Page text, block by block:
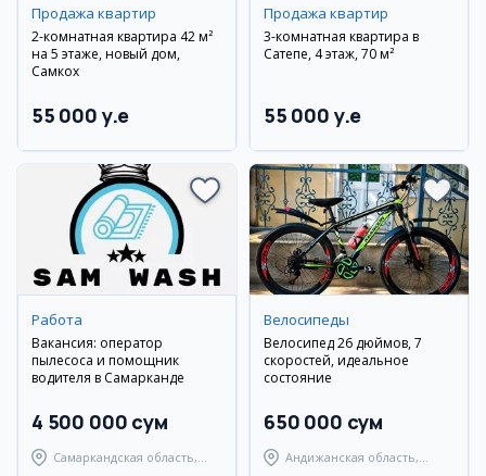
Продажа квартир
2-комнатная квартира 42 м²
на 5 этаже, новый дом,
Самкох
55 000 y.e
Продажа квартир
3-комнатная квартира в
Сатепе, 4 этаж, 70 м²
55 000 y.e
Работа
Вакансия: оператор
пылесоса и помощник
водителя в Самарканде
4 500 000 сум
Самаркандская область,
Велосипеды
Велосипед 26 дюймов, 7
скоростей, идеальное
состояние
650 000 сум
Андижанская область,